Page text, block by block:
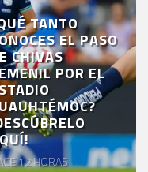
TANTO
EL PASO
CHIVAS
POR EL
12 HORAS